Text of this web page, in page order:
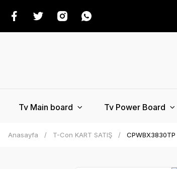
Tv Main board Tv Power Board
Anasayfa T-Con KART SATIŞ